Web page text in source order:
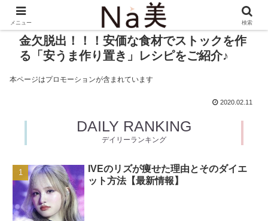
金欠脱出！！！安価な食材でストックを作
る「安うま作り置き」レシピをご紹介♪
本ページはプロモーションが含まれています
2020.02.11
DAILY RANKING
デイリーランキング
IVEのリズが痩せた理由とそのダイエ
ット方法【最新情報】
メニュー 検索